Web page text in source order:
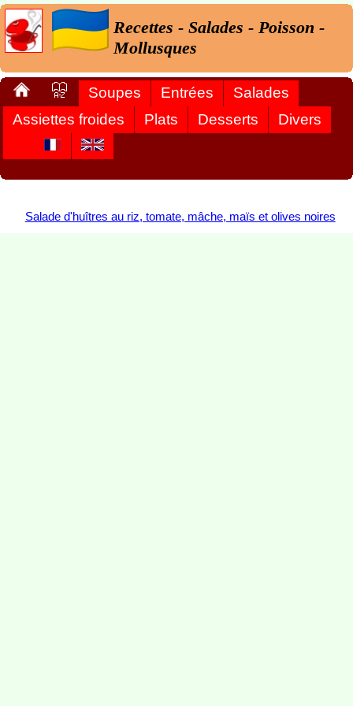
Recettes - Salades - Poisson -
Mollusques
Soupes Entrées
Salades
Assiettes froides
Plats Desserts Divers
Salade d'huîtres au riz, tomate, mâche, maïs et olives noires